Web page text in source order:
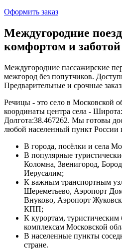
Оформить заказ
Междугородние
комфортом и заботой
Междугородние пассажирские
межгород без попутчиков.
Предварительные и срочные
Речицы - это село в Московской
координаты центра села -
Долгота:38.467262. Мы готовы
любой населенный пункт России
В города, посёлки и села
В популярные
Коломна, Звенигород,
Иерусалим;
К важным транспортным
Шереметьево, Аэропорт
Внуково, Аэропорт
КПП;
К курортам, туристическим
комплексам Московской
В населенные пункты
стране.